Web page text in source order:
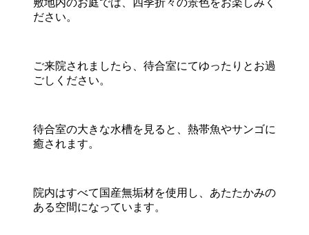
ださい。
ご来院されましたら、待合室にてゆったりとお過
ごしください。
待合室の大きな水槽を見ると、熱帯魚やサンゴに
癒されます。
院内はすべて国産無垢材を使用し、あたたかみの
ある空間になっています。